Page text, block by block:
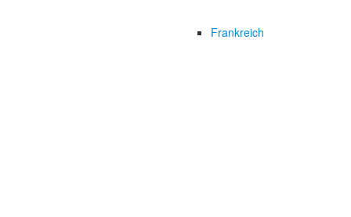
Frankreich